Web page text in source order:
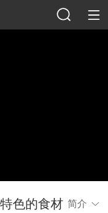
色的食材 简介